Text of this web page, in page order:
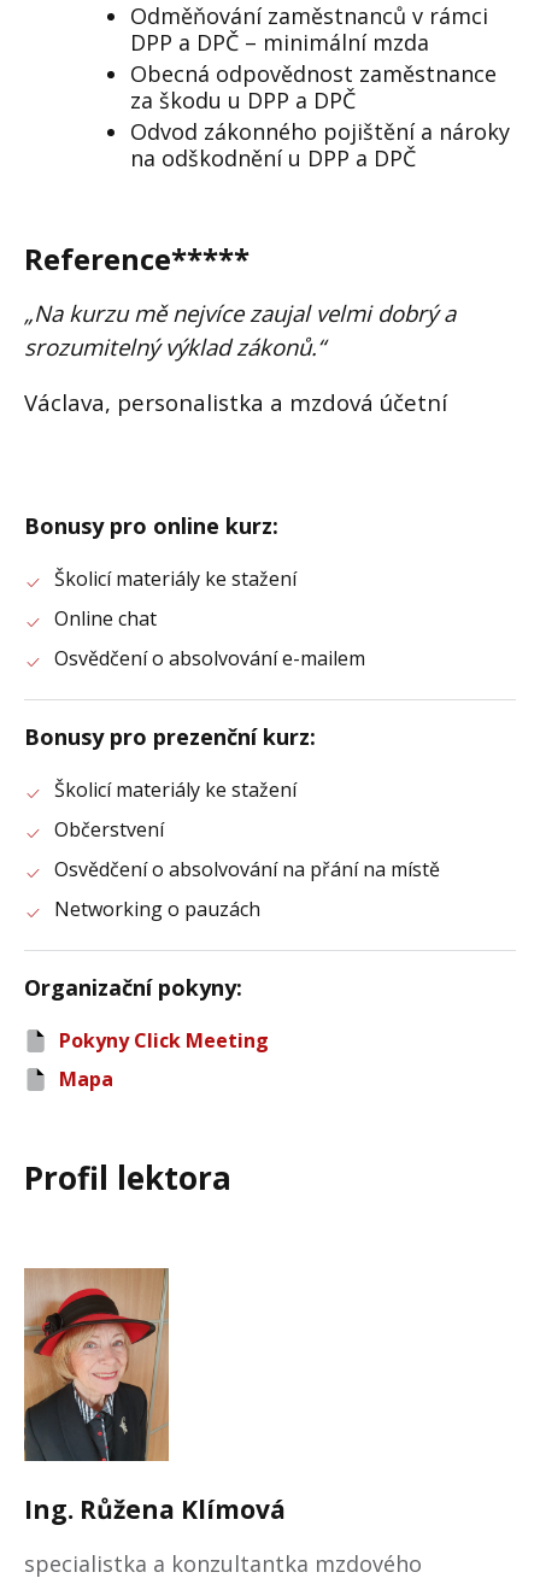
Odměňování zaměstnanců v rámci
DPP a DPČ – minimální mzda
Obecná odpovědnost zaměstnance
za škodu u DPP a DPČ
Odvod zákonného pojištění a nároky
na odškodnění u DPP a DPČ
Reference*****
„Na kurzu mě nejvíce zaujal velmi dobrý a
srozumitelný výklad zákonů.“
Václava, personalistka a mzdová účetní
Bonusy pro online kurz:
Školicí materiály ke stažení
Online chat
Osvědčení o absolvování e-mailem
Bonusy pro prezenční kurz:
Školicí materiály ke stažení
Občerstvení
Osvědčení o absolvování na přání na místě
Networking o pauzách
Organizační pokyny:
Pokyny Click Meeting
Mapa
Profil lektora
Ing. Růžena Klímová
specialistka a konzultantka mzdového